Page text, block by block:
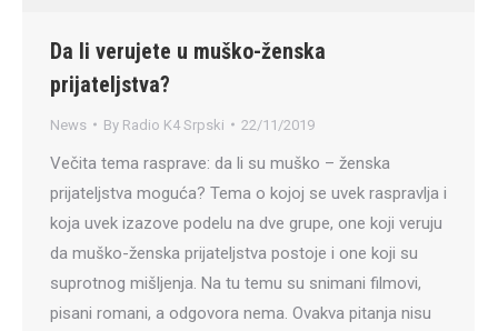
Da li verujete u muško-ženska
prijateljstva?
News By Radio K4 Srpski 22/11/2019
Večita tema rasprave: da li su muško – ženska
prijateljstva moguća? Tema o kojoj se uvek raspravlja i
koja uvek izazove podelu na dve grupe, one koji veruju
da muško-ženska prijateljstva postoje i one koji su
suprotnog mišljenja. Na tu temu su snimani filmovi,
pisani romani, a odgovora nema. Ovakva pitanja nisu